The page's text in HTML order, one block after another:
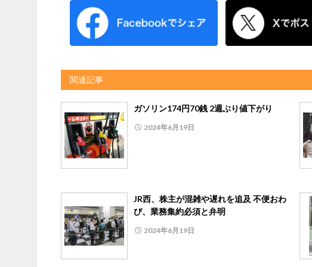
関連記事
ガソリン174円70銭 2週ぶり値下がり
2024年6月19日
JR西、株主が混雑や遅れを追及 不便おわ
び、業務集約必須と弁明
2024年6月19日